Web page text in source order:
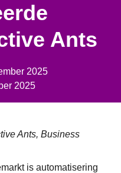
Ants
2025
2025
Ants, Business
is automatisering